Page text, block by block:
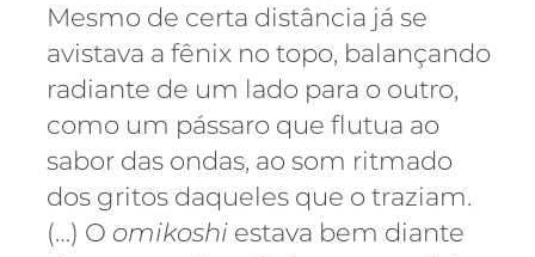
Mesmo de certa distância já se
avistava a fênix no topo, balançando
radiante de um lado para o outro,
como um pássaro que flutua ao
sabor das ondas, ao som ritmado
dos gritos daqueles que o traziam.
(…) O omikoshi estava bem diante